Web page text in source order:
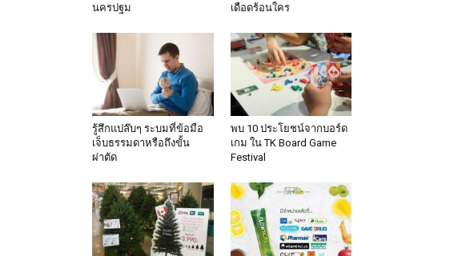
นครปฐม
เดือดร้อนใคร
รู้สึกแปล๊บๆ ระบมที่ข้อมือ
เจ็บธรรมดาหรือถึงขั้น
ผ่าตัด
พบ 10 ประโยชน์จากบอร์ด
เกม ใน TK Board Game
Festival